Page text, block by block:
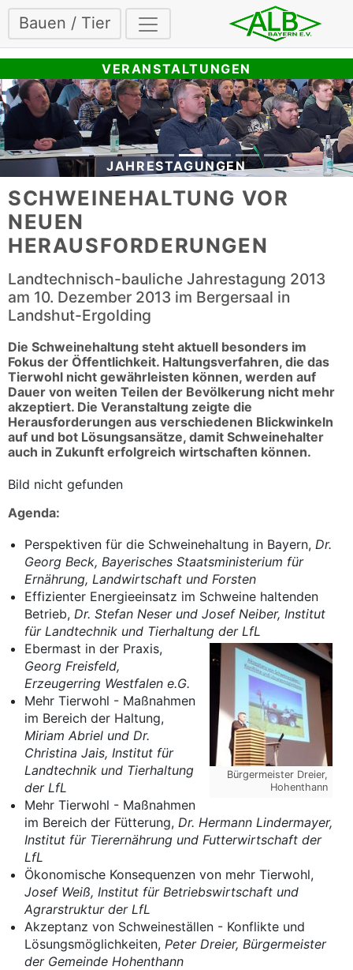
Bauen / Tier
VERANSTALTUNGEN
JAHRESTAGUNGEN
SCHWEINEHALTUNG VOR
NEUEN
HERAUSFORDERUNGEN
Landtechnisch-bauliche Jahrestagung 2013
am 10. Dezember 2013 im Bergersaal in
Landshut-Ergolding
Die Schweinehaltung steht aktuell besonders im
Fokus der Öffentlichkeit. Haltungsverfahren, die das
Tierwohl nicht gewährleisten können, werden auf
Dauer von weiten Teilen der Bevölkerung nicht mehr
akzeptiert. Die Veranstaltung zeigte die
Herausforderungen aus verschiedenen Blickwinkeln
auf und bot Lösungsansätze, damit Schweinehalter
auch in Zukunft erfolgreich wirtschaften können.
Bild nicht gefunden
Agenda:
Perspektiven für die Schweinehaltung in Bayern, Dr.
Georg Beck, Bayerisches Staatsministerium für
Ernährung, Landwirtschaft und Forsten
Effizienter Energieeinsatz im Schweine haltenden
Betrieb, Dr. Stefan Neser und Josef Neiber, Institut
für Landtechnik und Tierhaltung der LfL
Bürgermeister Dreier,
Hohenthann
Ebermast in der Praxis,
Georg Freisfeld,
Erzeugerring Westfalen e.G.
Mehr Tierwohl - Maßnahmen
im Bereich der Haltung,
Miriam Abriel und Dr.
Christina Jais, Institut für
Landtechnik und Tierhaltung
der LfL
Mehr Tierwohl - Maßnahmen
im Bereich der Fütterung, Dr. Hermann Lindermayer,
Institut für Tierernährung und Futterwirtschaft der
LfL
Ökonomische Konsequenzen von mehr Tierwohl,
Josef Weiß, Institut für Betriebswirtschaft und
Agrarstruktur der LfL
Akzeptanz von Schweineställen - Konflikte und
Lösungsmöglichkeiten, Peter Dreier, Bürgermeister
der Gemeinde Hohenthann